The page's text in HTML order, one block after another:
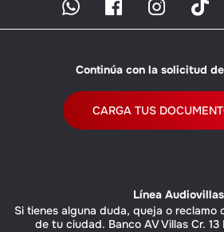
Continúa con la solicitud
CARGA TUS
Línea Audiovillas
Si tienes alguna duda, queja o reclamo
de tu ciudad. Banco AV Villas Cr.